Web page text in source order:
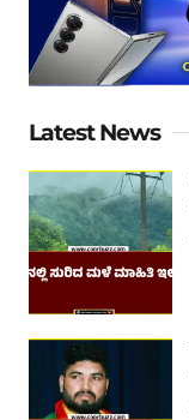
Latest News